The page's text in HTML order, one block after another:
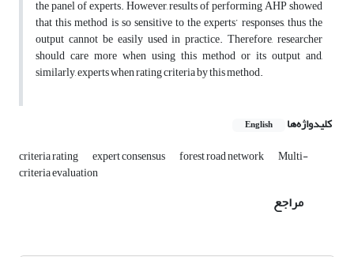
the panel of experts. However, results of performing AHP showed
that this method is so sensitive to the experts’ responses, thus the
output cannot be easily used in practice. Therefore, researcher
should care more when using this method or its output and,
similarly, experts when rating criteria by this method.
کلیدواژه‌ها English
criteria rating expert consensus forest road network Multi-
criteria evaluation
مراجع